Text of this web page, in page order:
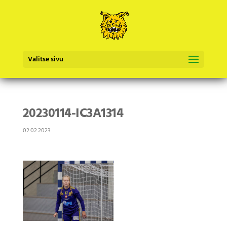
Valitse sivu
20230114-IC3A1314
02.02.2023